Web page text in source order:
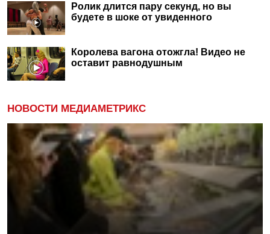
Ролик длится пару секунд, но вы
будете в шоке от увиденного
Королева вагона отожгла! Видео не
оставит равнодушным
НОВОСТИ МЕДИАМЕТРИКС